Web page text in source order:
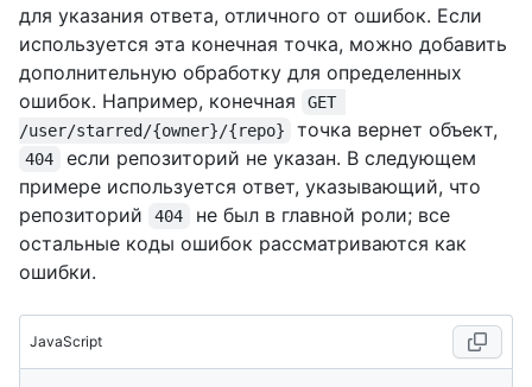
для указания ответа, отличного от ошибок. Если
используется эта конечная точка, можно добавить
дополнительную обработку для определенных
ошибок. Например, конечная
GET
/user/starred/{owner}/{repo}
точка вернет объект,
404
если репозиторий не указан. В следующем
примере используется ответ, указывающий, что
репозиторий
404
не был в главной роли; все
остальные коды ошибок рассматриваются как
ошибки.
JavaScript